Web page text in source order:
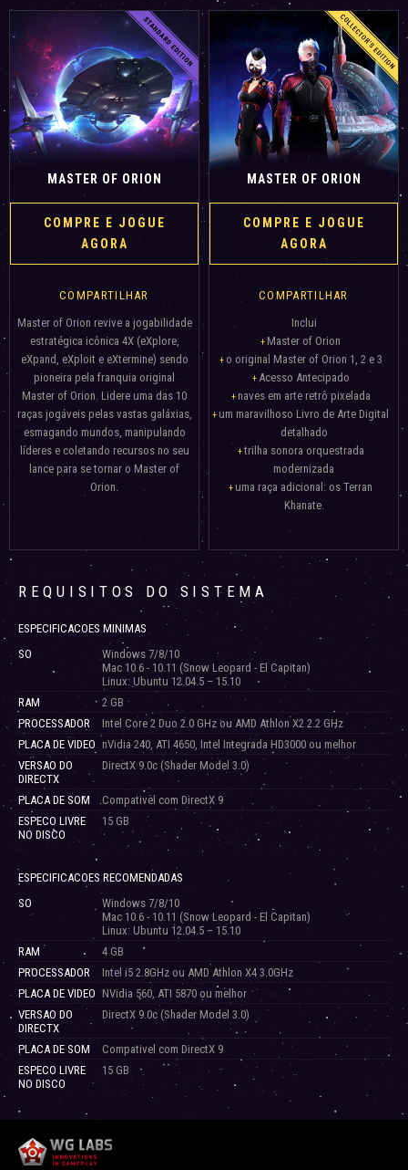
MASTER OF ORION
COMPRE E JOGUE
AGORA
COMPARTILHAR
Master of Orion revive a jogabilidade
estratégica icônica 4X (eXplore,
eXpand, eXploit e eXtermine) sendo
pioneira pela franquia original
Master of Orion. Lidere uma das 10
raças jogáveis pelas vastas galáxias,
esmagando mundos, manipulando
líderes e coletando recursos no seu
lance para se tornar o Master of
Orion.
MASTER OF ORION
COMPRE E JOGUE
AGORA
COMPARTILHAR
Inclui
Master of Orion
o original Master of Orion 1, 2 e 3
Acesso Antecipado
naves em arte retrô pixelada
um maravilhoso Livro de Arte Digital
detalhado
trilha sonora orquestrada
modernizada
uma raça adicional: os Terran
Khanate.
REQUISITOS DO SISTEMA
ESPECIFICACOES MINIMAS
SO
Windows 7/8/10
Mac 10.6 - 10.11 (Snow Leopard - El Capitan)
Linux: Ubuntu 12.04.5 – 15.10
RAM
2 GB
PROCESSADOR
Intel Core 2 Duo 2.0 GHz ou AMD Athlon X2 2.2 GHz
PLACA DE VIDEO nVidia 240, ATI 4650, Intel Integrada HD3000 ou melhor
VERSAO DO
DIRECTX
DirectX 9.0c (Shader Model 3.0)
PLACA DE SOM
Compativel com DirectX 9
ESPECO LIVRE
NO DISCO
15 GB
ESPECIFICACOES RECOMENDADAS
SO
Windows 7/8/10
Mac 10.6 - 10.11 (Snow Leopard - El Capitan)
Linux: Ubuntu 12.04.5 – 15.10
RAM
4 GB
PROCESSADOR
Intel i5 2.8GHz ou AMD Athlon X4 3.0GHz
PLACA DE VIDEO NVidia 560, ATI 5870 ou melhor
VERSAO DO
DIRECTX
DirectX 9.0c (Shader Model 3.0)
PLACA DE SOM
Compativel com DirectX 9
ESPECO LIVRE
NO DISCO
15 GB